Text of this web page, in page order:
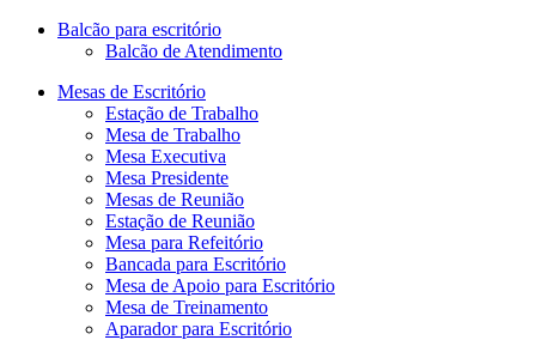
Balcão para escritório
Balcão de Atendimento
Mesas de Escritório
Estação de Trabalho
Mesa de Trabalho
Mesa Executiva
Mesa Presidente
Mesas de Reunião
Estação de Reunião
Mesa para Refeitório
Bancada para Escritório
Mesa de Apoio para Escritório
Mesa de Treinamento
Aparador para Escritório